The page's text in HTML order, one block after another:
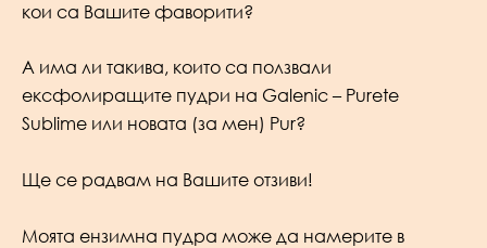
кои са Вашите фаворити?
А има ли такива, които са ползвали
ексфолиращите пудри на Galenic – Purete
Sublime или новата (за мен) Pur?
Ще се радвам на Вашите отзиви!
Моята ензимна пудра може да намерите в